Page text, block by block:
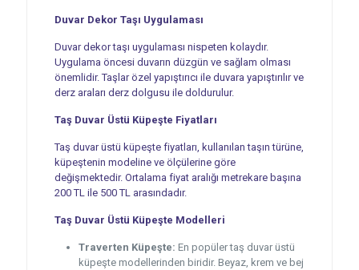
Duvar Dekor Taşı Uygulaması
Duvar dekor taşı uygulaması nispeten kolaydır.
Uygulama öncesi duvarın düzgün ve sağlam olması
önemlidir. Taşlar özel yapıştırıcı ile duvara yapıştırılır ve
derz araları derz dolgusu ile doldurulur.
Taş Duvar Üstü Küpeşte Fiyatları
Taş duvar üstü küpeşte fiyatları, kullanılan taşın türüne,
küpeştenin modeline ve ölçülerine göre
değişmektedir. Ortalama fiyat aralığı metrekare başına
200 TL ile 500 TL arasındadır.
Taş Duvar Üstü Küpeşte Modelleri
Traverten Küpeşte: En popüler taş duvar üstü
küpeşte modellerinden biridir. Beyaz, krem ve bej